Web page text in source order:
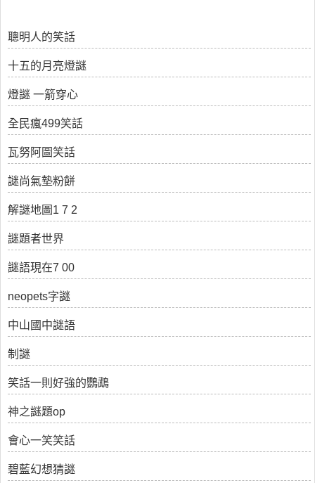
聰明人的笑話
十五的月亮燈謎
燈謎 一箭穿心
全民瘋499笑話
瓦努阿圖笑話
謎尚氣墊粉餅
解謎地圖1 7 2
謎題者世界
謎語現在7 00
neopets字謎
中山國中謎語
制謎
笑話一則好強的鸚鵡
神之謎題op
會心一笑笑話
碧藍幻想猜謎